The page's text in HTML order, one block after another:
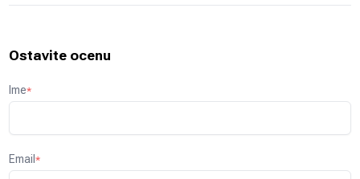
Ostavite ocenu
Ime*
Email*